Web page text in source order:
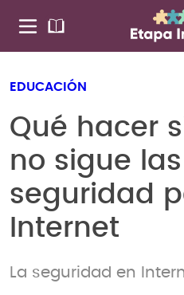
EDUCACIÓN
Qué hacer
no sigue
seguridad
Internet
La seguridad en